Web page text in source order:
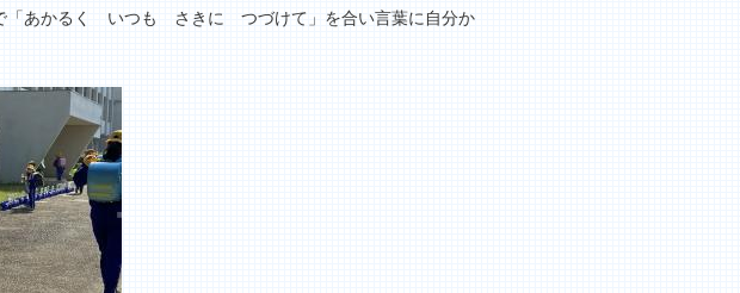
「あかるく いつも さきに つづけて」を合い言葉に自分か